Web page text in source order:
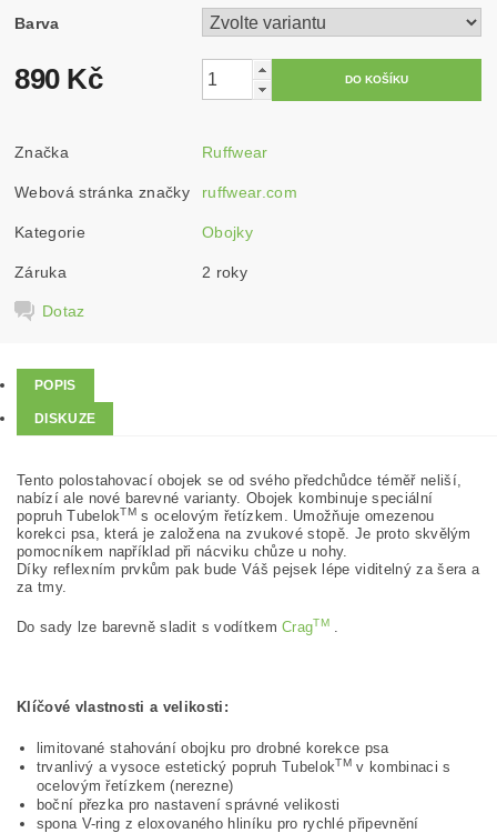
Barva
890 Kč
Značka Ruffwear
Webová stránka značky ruffwear.com
Kategorie Obojky
Záruka 2 roky
Dotaz
POPIS
DISKUZE
Tento polostahovací obojek se od svého předchůdce téměř neliší,
nabízí ale nové barevné varianty. Obojek kombinuje speciální
popruh TubelokTM s ocelovým řetízkem. Umožňuje omezenou
korekci psa, která je založena na zvukové stopě. Je proto skvělým
pomocníkem například při nácviku chůze u nohy.
Díky reflexním prvkům pak bude Váš pejsek lépe viditelný za šera a
za tmy.
Do sady lze barevně sladit s vodítkemCragTM .
Klíčové vlastnosti a velikosti:
limitované stahování obojku pro drobné korekce psa
trvanlivý a vysoce estetický popruh TubelokTM v kombinaci s
ocelovým řetízkem (nerezne)
boční přezka pro nastavení správné velikosti
spona V-ring z eloxovaného hliníku pro rychlé připevnění